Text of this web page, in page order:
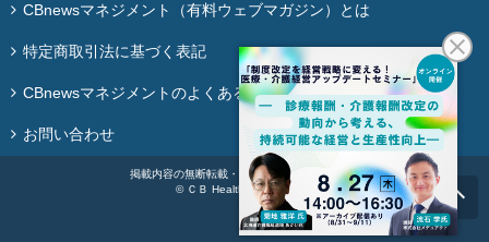
CBnewsマネジメント（有料ウェブマガジン）とは
特定商取引法に基づく表記
CBnewsマネジメントのよくある質問
お問い合わせ
掲載内容の無断転載・再配布は固く禁じます。
© ＣＢ Healthcare Co., Ltd.